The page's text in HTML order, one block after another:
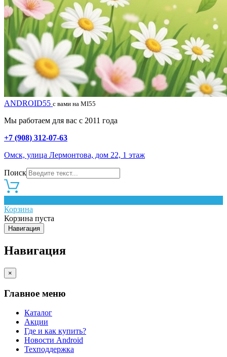
ANDROID55 с вами на MI55
Мы работаем для вас с 2011 года
+7 (908) 312-07-63
Омск, улица Лермонтова, дом 22, 1 этаж
Поиск
Корзина
Корзина пуста
Навигация
Навигация
×
Главное меню
Каталог
Акции
Где и как купить?
Новости Android
Техподдержка